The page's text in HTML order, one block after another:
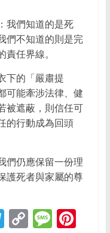
我們知道的是死
們不知道的則是完
任界線。
下的「嚴肅提
可能牽涉法律、健
被遮蔽，則信任可
的行動成為回頭
們仍應保留一份理
護死者與家屬的尊
T C M Pi